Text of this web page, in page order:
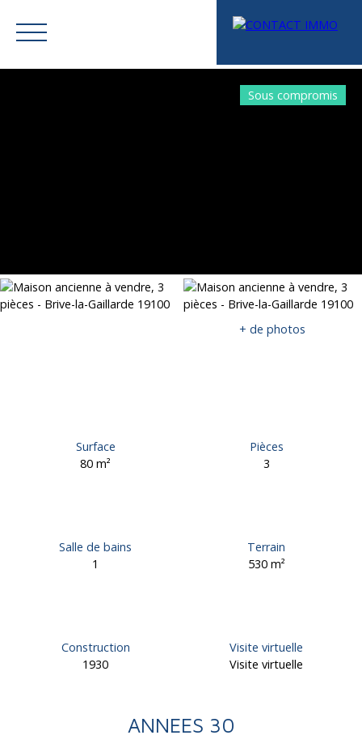
Mes favoris Espace vendeur Estimation
Sous compromis
+ de photos
Surface
80m²
Pièces
3
Salle de bains
1
Terrain
530 m²
Construction
1930
Visite virtuelle
Visite virtuelle
ANNEES 30